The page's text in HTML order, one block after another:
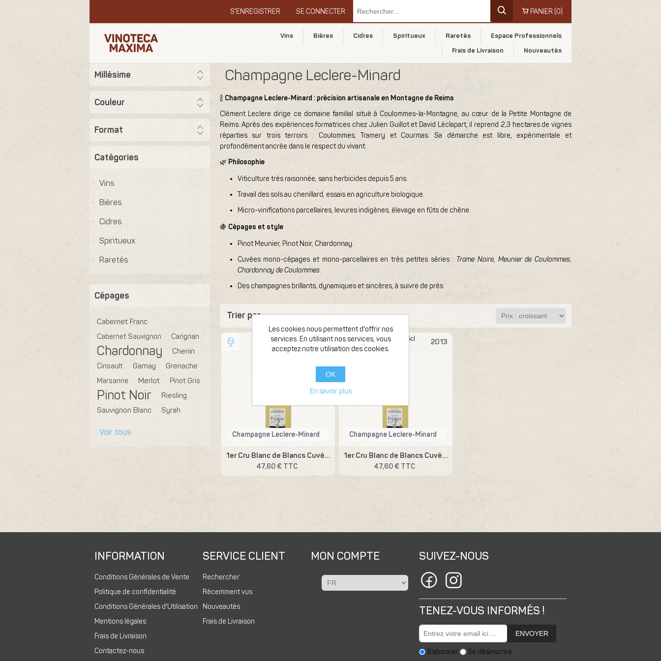
S'ENREGISTRER SE CONNECTER PANIER (0)
Vins Bières Cidres Spiritueux Raretés
Espace Professionnels
Frais de Livraison
Nouveautés
Millésime
Couleur
Format
Catégories
Vins
Bières
Cidres
Spiritueux
Raretés
Cépages
Cabernet Franc
Cabernet Sauvignon
Carignan
Chardonnay
Chenin
Cinsault
Gamay
Grenache
Marsanne
Merlot Pinot Gris
Pinot Noir
Riesling
Sauvignon Blanc
Syrah
Voir tous
Champagne Leclere-Minard
🍾 Champagne Leclere-Minard : précision artisanale en Montagne de Reims
Clément Leclere dirige ce domaine familial situé à Coulommes-la-Montagne, au cœur de la Petite Montagne de
Reims. Après des expériences formatrices chez Julien Guillot et David Léclapart, il reprend 2,3 hectares de vignes
réparties sur trois terroirs : Coulommes, Tramery et Courmas. Sa démarche est libre, expérimentale et
profondément ancrée dans le respect du vivant.
🌿 Philosophie
Viticulture très raisonnée, sans herbicides depuis 5 ans.
Travail des sols au chenillard, essais en agriculture biologique.
Micro-vinifications parcellaires, levures indigènes, élevage en fûts de chêne.
🍇 Cépages et style
Pinot Meunier, Pinot Noir, Chardonnay.
Cuvées mono-cépages et mono-parcellaires en très petites séries : Trame Noire, Meunier de Coulommes,
Chardonnay de Coulommes.
Des champagnes brillants, dynamiques et sincères, à suivre de près
Trier par
2015
Bouteille 75cl
Champagne Leclere-Minard
1er Cru Blanc de Blancs Cuvée Frimas R15
47,60 € TTC
2013
Bouteille 75cl
Champagne Leclere-Minard
1er Cru Blanc de Blancs Cuvée Frimas R13
47,60 € TTC
INFORMATION
Conditions Générales de Vente
Politique de confidentialité
Conditions Générales d'Utilisation
Mentions légales
Frais de Livraison
Contactez-nous
SERVICE CLIENT
Rechercher
Récemment vus
Nouveautés
Frais de Livraison
MON COMPTE SUIVEZ-NOUS
TENEZ-VOUS INFORMÉS !
ENVOYER
S'abonner Se désinscrire
Les cookies nous permettent d'offrir nos
services. En utilisant nos services, vous
acceptez notre utilisation des cookies.
OK
En savoir plus